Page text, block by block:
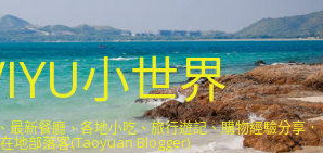
小世界
最新餐廳、各地小吃、旅行遊記、購物經驗分享．
地部落客(Taoyuan Blogger)